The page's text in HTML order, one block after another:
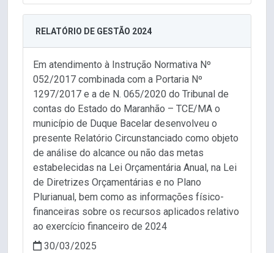
RELATÓRIO DE GESTÃO 2024
Em atendimento à Instrução Normativa Nº
052/2017 combinada com a Portaria Nº
1297/2017 e a de N. 065/2020 do Tribunal de
contas do Estado do Maranhão – TCE/MA o
município de Duque Bacelar desenvolveu o
presente Relatório Circunstanciado como objeto
de análise do alcance ou não das metas
estabelecidas na Lei Orçamentária Anual, na Lei
de Diretrizes Orçamentárias e no Plano
Plurianual, bem como as informações físico-
financeiras sobre os recursos aplicados relativo
ao exercício financeiro de 2024
30/03/2025